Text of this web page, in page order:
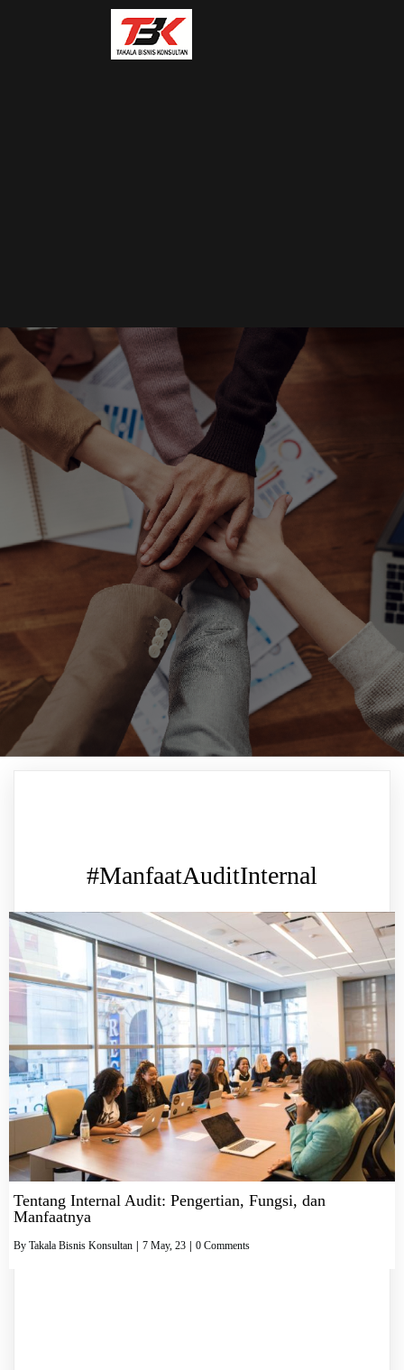
#ManfaatAuditInternal
Tentang Internal Audit: Pengertian, Fungsi, dan
Manfaatnya
By Takala Bisnis Konsultan 7 May, 23 0 Comments